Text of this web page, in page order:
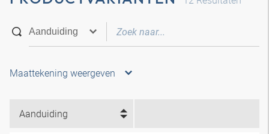
Maattekening weergeven
Aanduiding